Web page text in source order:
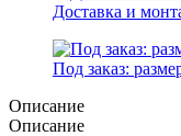
Доставка и
Под заказ:
Описание
Описание